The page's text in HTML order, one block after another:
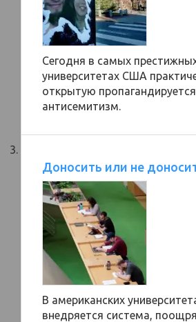
Сегодня в самых
университетах США
открытую пропагандируется
антисемитизм.
Доносить или не
В американских
внедряется система,